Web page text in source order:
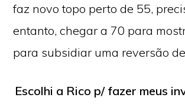
faz novo topo perto de 55,
entanto, chegar a 70 para
para subsidiar uma reversão
Escolhi a Rico p/ fazer meus